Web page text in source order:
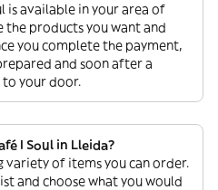
is available in your area of
the products you want and
you complete the payment,
and soon after a
your door.
I Soul in Lleida?
variety of items you can order.
and choose what you would